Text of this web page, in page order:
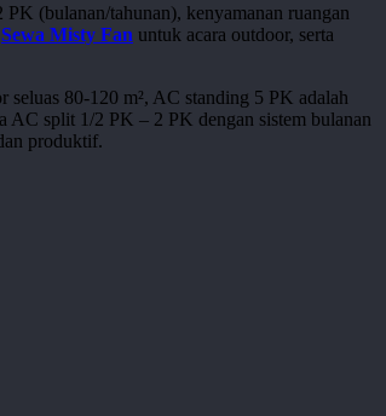
(bulanan/tahunan), kenyamanan ruangan
Sewa Misty Fan untuk acara outdoor, serta
80-120 m², AC standing 5 PK adalah
AC split 1/2 PK – 2 PK dengan sistem bulanan
produktif.